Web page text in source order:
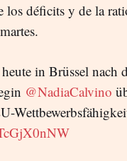
los déficits y de la
in Brüssel nach
@NadiaCalvino